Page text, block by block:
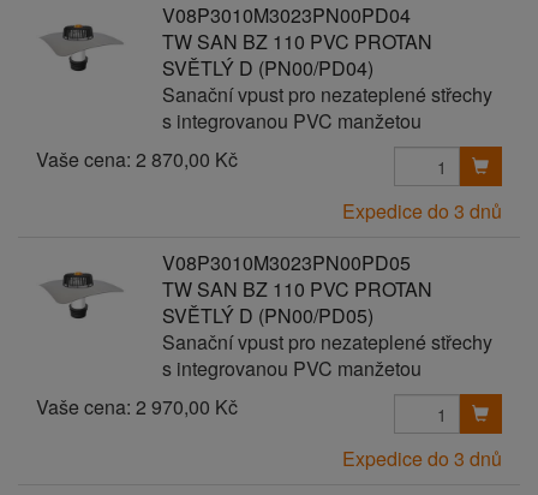
V08P3010M3023PN00PD04
TW SAN BZ 110 PVC PROTAN
SVĚTLÝ D (PN00/PD04)
Sanační vpust pro nezateplené střechy
s integrovanou PVC manžetou
Vaše cena: 2 870,00 Kč
Expedice do 3 dnů
V08P3010M3023PN00PD05
TW SAN BZ 110 PVC PROTAN
SVĚTLÝ D (PN00/PD05)
Sanační vpust pro nezateplené střechy
s integrovanou PVC manžetou
Vaše cena: 2 970,00 Kč
Expedice do 3 dnů